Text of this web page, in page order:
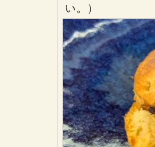
い。）